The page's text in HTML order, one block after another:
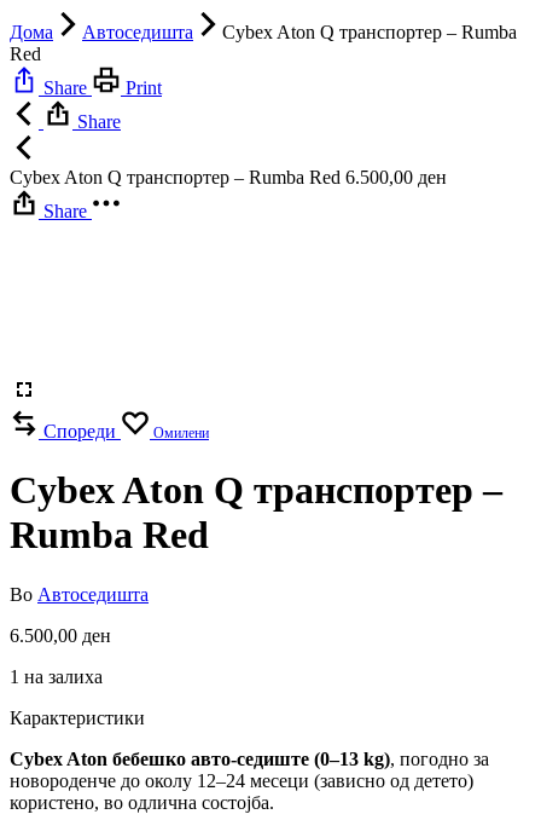
Дома Автоседишта
Cybex Aton Q транспортер – Rumba
Red
Share
Print
Share
Cybex Aton Q транспортер – Rumba Red 6.500,00 ден
Share
Спореди Омилени
Cybex Aton Q транспортер –
Rumba Red
Во Автоседишта
6.500,00 ден
1 на залиха
Карактеристики
Cybex Aton бебешко авто-седиште (0–13 kg), погодно за
новороденче до околу 12–24 месеци (зависно од детето)
користено, во одлична состојба.